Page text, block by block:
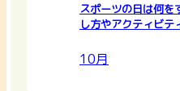
スポーツの日は何を
し方やアクティビテ
10月